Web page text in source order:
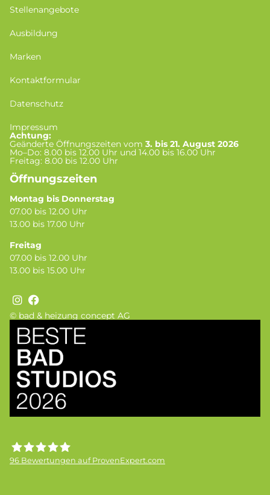
© bad & heizung concept AG
96 Bewertungen auf ProvenExpert.com
Stellenangebote
Ausbildung
Marken
Kontaktformular
Datenschutz
Impressum
Achtung:
Geänderte Öffnungszeiten vom 3. bis 21. August 2026
Mo–Do: 8.00 bis 12.00 Uhr und 14.00 bis 16.00 Uhr
Freitag: 8.00 bis 12.00 Uhr
Öffnungszeiten
Montag bis Donnerstag
07.00 bis 12.00 Uhr
13.00 bis 17.00 Uhr
Freitag
07.00 bis 12.00 Uhr
13.00 bis 15.00 Uhr